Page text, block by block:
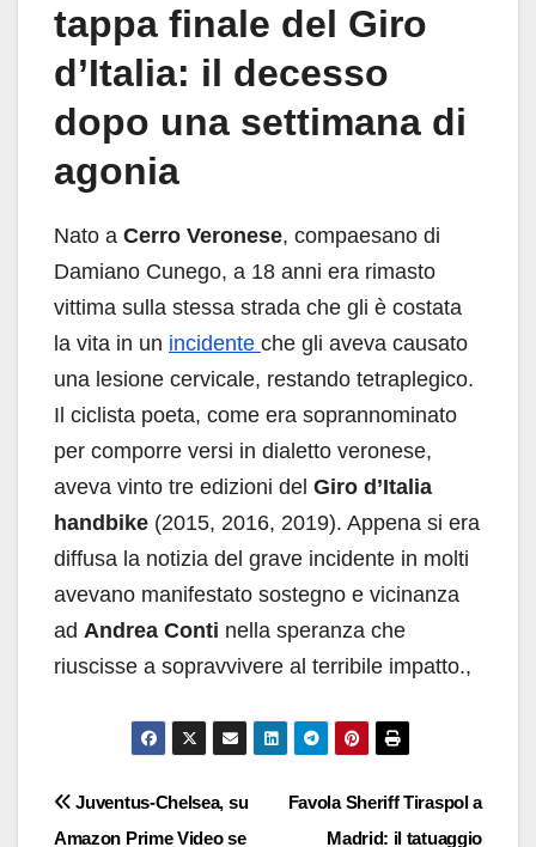
tappa finale del Giro
d’Italia: il decesso
dopo una settimana di
agonia
Nato a Cerro Veronese, compaesano di
Damiano Cunego, a 18 anni era rimasto
vittima sulla stessa strada che gli è costata
la vita in un incidente che gli aveva causato
una lesione cervicale, restando tetraplegico.
Il ciclista poeta, come era soprannominato
per comporre versi in dialetto veronese,
aveva vinto tre edizioni del Giro d’Italia
handbike (2015, 2016, 2019). Appena si era
diffusa la notizia del grave incidente in molti
avevano manifestato sostegno e vicinanza
ad Andrea Conti nella speranza che
riuscisse a sopravvivere al terribile impatto.,
Navigazione
Favola Sheriff Tiraspol a
Madrid: il tatuaggio
Juventus-Chelsea, su
Amazon Prime Video se